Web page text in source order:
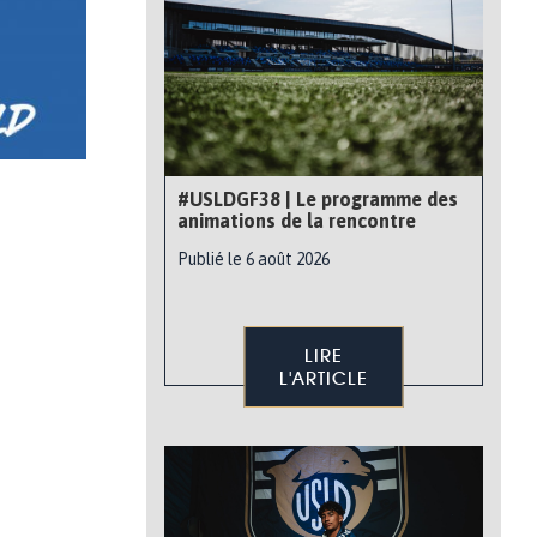
#USLDGF38 | Le programme des
animations de la rencontre
Publié le 6 août 2026
LIRE
L'ARTICLE